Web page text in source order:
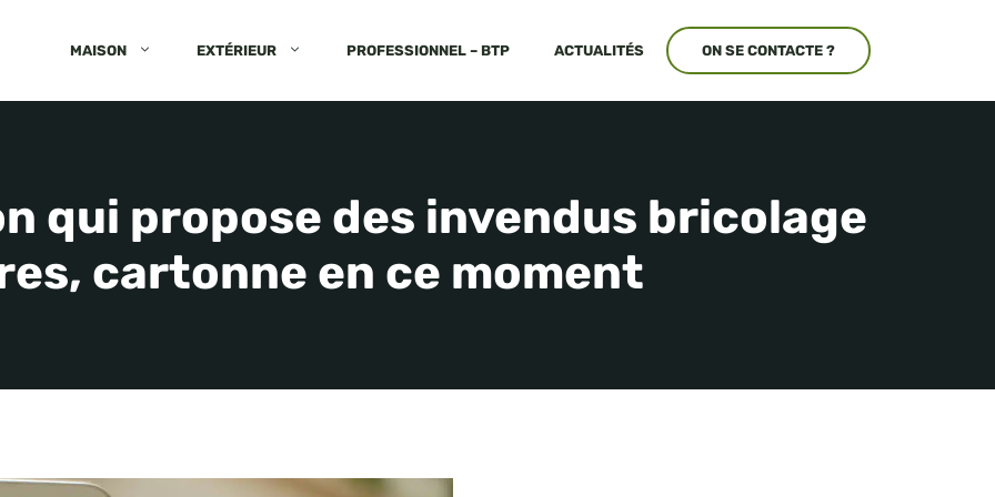
MAISON EXTÉRIEUR PROFESSIONNEL – BTP ACTUALITÉS ON SE CONTACTE ?
qui propose des invendus bricolage
cartonne en ce moment